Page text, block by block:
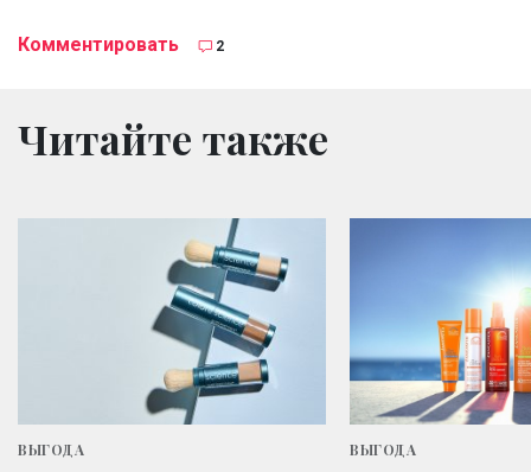
Комментировать 2
Читайте также
ВЫГОДА ВЫГОДА